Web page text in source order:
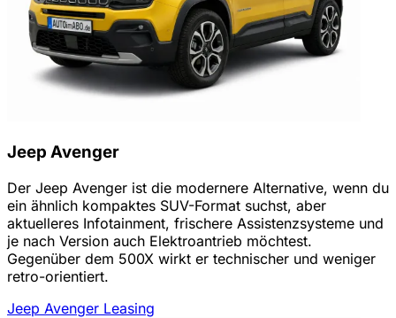
Jeep Avenger
Der Jeep Avenger ist die modernere Alternative, wenn du
ein ähnlich kompaktes SUV-Format suchst, aber
aktuelleres Infotainment, frischere Assistenzsysteme und
je nach Version auch Elektroantrieb möchtest.
Gegenüber dem 500X wirkt er technischer und weniger
retro-orientiert.
Jeep Avenger Leasing